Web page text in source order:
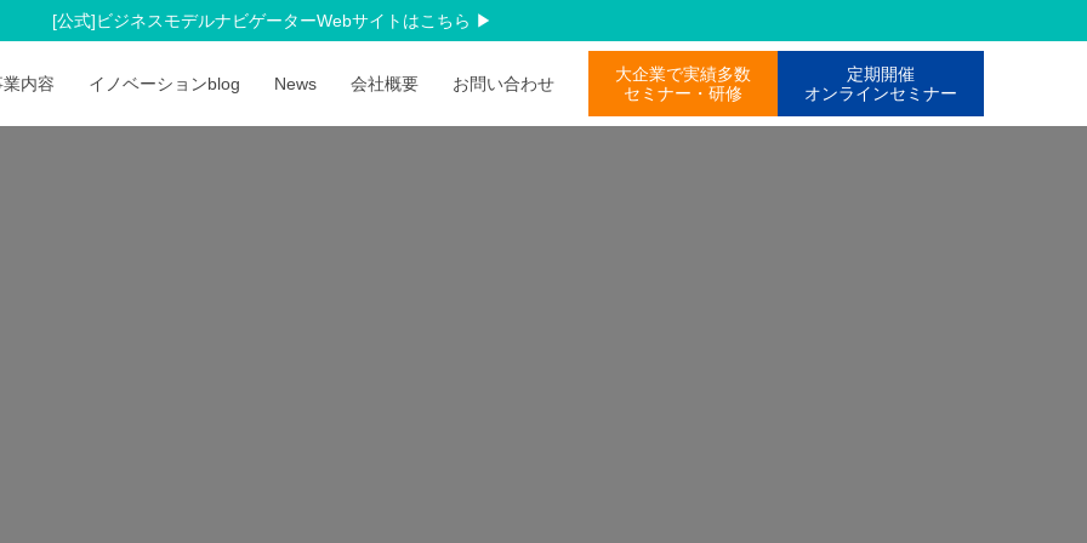
[公式]ビジネスモデルナビゲーターWebサイトはこちら
業内容 イノベーションblog News 会社概要 お問い合わせ
大企業で実績多数
セミナー・研修
定期開催
オンラインセミナー